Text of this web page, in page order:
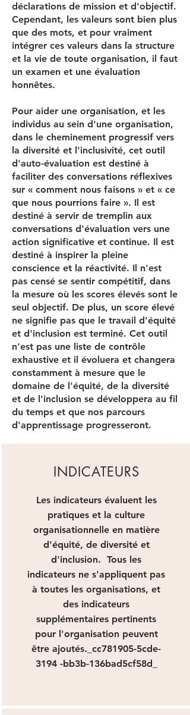
déclarations de mission et d'objectif.
Cependant, les valeurs sont bien plus
que des mots, et pour vraiment
intégrer ces valeurs dans la structure
et la vie de toute organisation, il faut
un examen et une évaluation
honnêtes.
Pour aider une organisation, et les
individus au sein d'une organisation,
dans le cheminement progressif vers
la diversité et l'inclusivité, cet outil
d'auto-évaluation est destiné à
faciliter des conversations réflexives
sur « comment nous faisons » et « ce
que nous pourrions faire ». Il est
destiné à servir de tremplin aux
conversations d'évaluation vers une
action significative et continue. Il est
destiné à inspirer la pleine
conscience et la réactivité. Il n'est
pas censé se sentir compétitif, dans
la mesure où les scores élevés sont le
seul objectif. De plus, un score élevé
ne signifie pas que le travail d'équité
et d'inclusion est terminé. Cet outil
n'est pas une liste de contrôle
exhaustive et il évoluera et changera
constamment à mesure que le
domaine de l'équité, de la diversité
et de l'inclusion se développera au fil
du temps et que nos parcours
d'apprentissage progresseront.
INDICATEURS
Les indicateurs évaluent les
pratiques et la culture
organisationnelle en matière
d'équité, de diversité et
d'inclusion. Tous les
indicateurs ne s'appliquent pas
à toutes les organisations, et
des indicateurs
supplémentaires pertinents
pour l'organisation peuvent
être ajoutés._cc781905-5cde-
3194 -bb3b-136bad5cf58d_